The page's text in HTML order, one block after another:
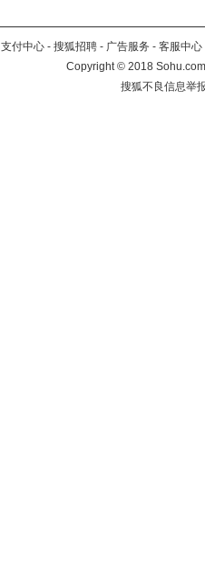
支付中心 - 搜狐招聘 - 广告服务 - 客服中心
Copyright©2018
搜狐不良信息举